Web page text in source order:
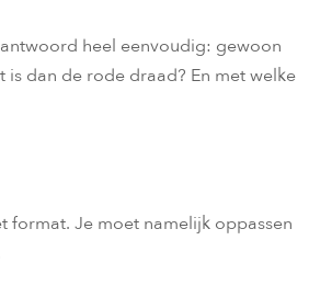
heel eenvoudig: gewoon
dan de rode draad? En met welke
format. Je moet namelijk oppassen